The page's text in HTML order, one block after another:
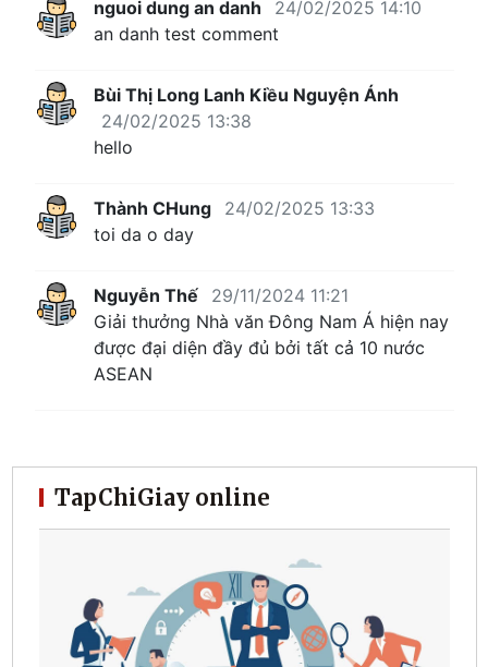
nguoi dung an danh
24/02/2025 14:10
an danh test comment
Bùi Thị Long Lanh Kiều Nguyện Ánh
24/02/2025 13:38
hello
Thành CHung
24/02/2025 13:33
toi da o day
Nguyễn Thế
29/11/2024 11:21
Giải thưởng Nhà văn Đông Nam Á hiện nay
được đại diện đầy đủ bởi tất cả 10 nước
ASEAN
TapChiGiay online